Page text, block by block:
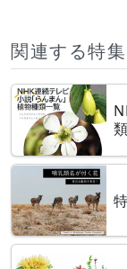
関連する特集